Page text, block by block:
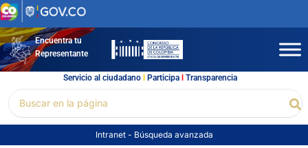
Ir
al
contenidoEncuentra tu
Representante
Servicio al ciudadano l Participal Transparencia
por:
Intranet - Búsqueda avanzada